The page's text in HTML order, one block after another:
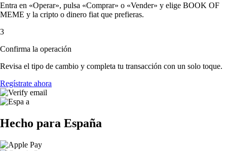
Entra en «Operar», pulsa «Comprar» o «Vender» y elige BOOK OF
MEME y la cripto o dinero fiat que prefieras.
3
Confirma la operación
Revisa el tipo de cambio y completa tu transacción con un solo toque.
Regístrate ahora
Hecho para España